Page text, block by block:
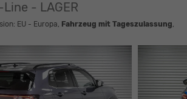
Line - LAGER
EU - Europa, Fahrzeug mit Tageszulassung,